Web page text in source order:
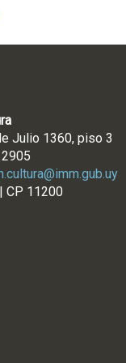
Julio 1360, piso 3
CP 11200